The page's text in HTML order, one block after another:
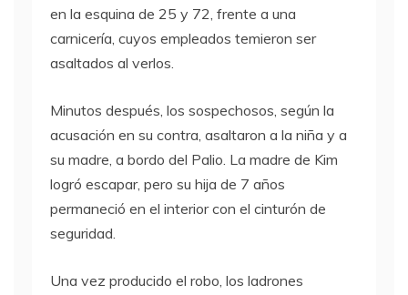
en la esquina de 25 y 72, frente a una
carnicería, cuyos empleados temieron ser
asaltados al verlos.
Minutos después, los sospechosos, según la
acusación en su contra, asaltaron a la niña y a
su madre, a bordo del Palio. La madre de Kim
logró escapar, pero su hija de 7 años
permaneció en el interior con el cinturón de
seguridad.
Una vez producido el robo, los ladrones